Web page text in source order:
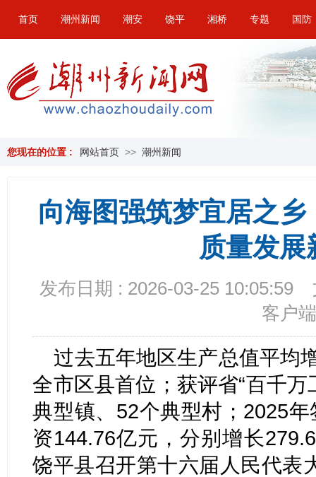
首页 潮州新闻 潮安 饶平 湘桥 专题 国防
您现在的位置 : 网站首页 >> 潮州新闻
向海图强筑梦宜居之
质量发展
发布日期 : 2026-03-25 10:05:59
客户端
过去五年地区生产总值平均
全市区县首位；获评省“百千
典型镇、52个典型村；2025
资144.76亿元，分别增长
饶平县召开第十六届人民代表